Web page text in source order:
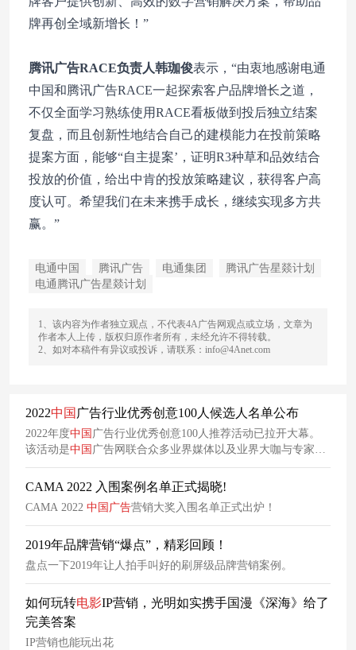
牌再创全域新增长！”
腾讯广告RACE负责人韩珈俊表示，“由衷地感谢电通
中国和腾讯广告RACE一起探索客户品牌增长之道，
不仅全面学习熟练使用RACE看板做到投后独立结案
复盘，而且创新性地结合自己的建模能力在投前策略
提案方面，能够“自主提案’，证明R3种草和品效结合
投放的价值，给出中肯的投放策略建议，获得客户高
度认可。希望我们在未来携手成长，继续实现多方共
赢。”
电通中国 腾讯广告 电通集团
腾讯广告星燚计划
电通腾讯广告星燚计划
1、该内容为作者独立观点，不代表4A广告网观点或立场，文章为
作者本人上传，版权归原作者所有，未经允许不得转载。
2、如对本稿件有异议或投诉，请联系：info@4Anet.com
2022中国 广告行业优秀创意100人候选人名单公布
2022年度中国 广告行业优秀创意100人推荐活动已拉开大幕。
该活动是中国 广告网联合众多业界媒体以及业界大咖与专家，
共同发起年度广告业最佳创意人评选活动。本年度评选工作，
遴选出全国100位优秀创意领军人。
CAMA 2022 入围案例名单正式揭晓!
CAMA 2022 中国 广告营销大奖入围名单正式出炉！
2019年品牌营销“爆点”，精彩回顾！
盘点一下2019年让人拍手叫好的刷屏级品牌营销案例。
如何玩转电影IP营销，光明如实携手国漫《深海》给了
完美答案
IP营销也能玩出花